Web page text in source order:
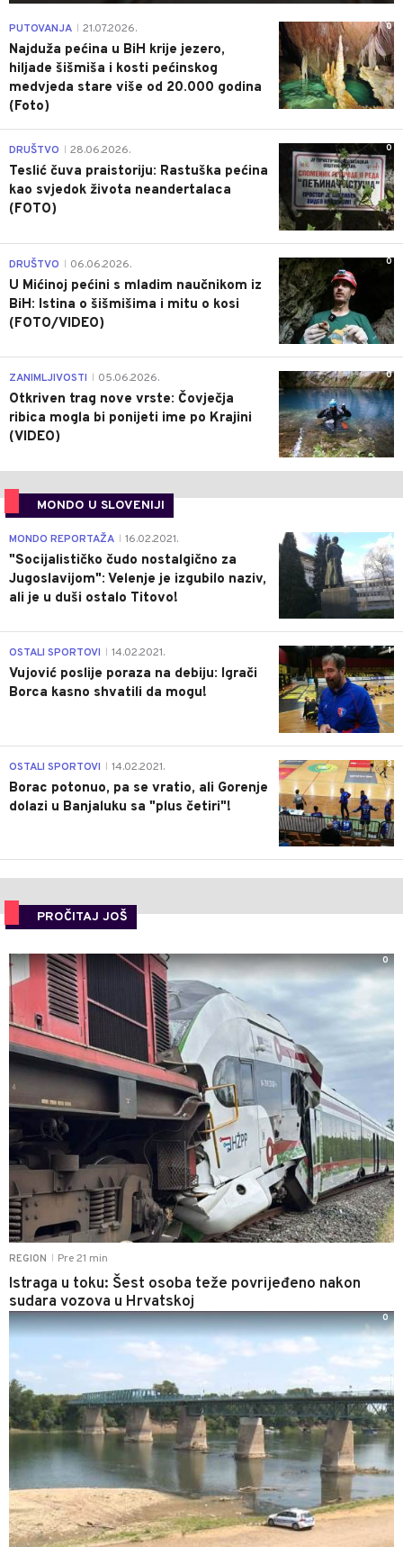
0
PUTOVANJA 21.07.2026.
Najduža pećina u BiH krije jezero,
hiljade šišmiša i kosti pećinskog
medvjeda stare više od 20.000 godina
(Foto)
0
DRUŠTVO 28.06.2026.
Teslić čuva praistoriju: Rastuška pećina
kao svjedok života neandertalaca
(FOTO)
0
DRUŠTVO 06.06.2026.
U Mićinoj pećini s mladim naučnikom iz
BiH: Istina o šišmišima i mitu o kosi
(FOTO/VIDEO)
0
ZANIMLJIVOSTI 05.06.2026.
Otkriven trag nove vrste: Čovječja
ribica mogla bi ponijeti ime po Krajini
(VIDEO)
MONDO U SLOVENIJI
4
MONDO REPORTAŽA 16.02.2021.
"Socijalističko čudo nostalgično za
Jugoslavijom": Velenje je izgubilo naziv,
ali je u duši ostalo Titovo!
1
OSTALI SPORTOVI 14.02.2021.
Vujović poslije poraza na debiju: Igrači
Borca kasno shvatili da mogu!
3
OSTALI SPORTOVI 14.02.2021.
Borac potonuo, pa se vratio, ali Gorenje
dolazi u Banjaluku sa "plus četiri"!
PROČITAJ JOŠ
REGION Pre 21 min
Istraga u toku: Šest osoba teže povrijeđeno nakon
sudara vozova u Hrvatskoj
0
0